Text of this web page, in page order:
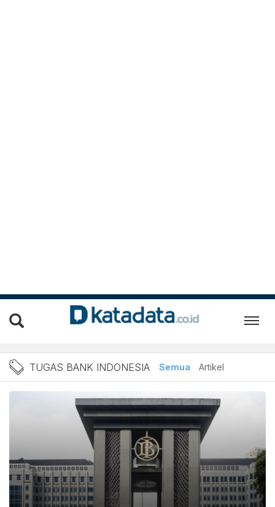
Berita Tugas Bank
TUGAS BANK INDONESIA Semua Artikel